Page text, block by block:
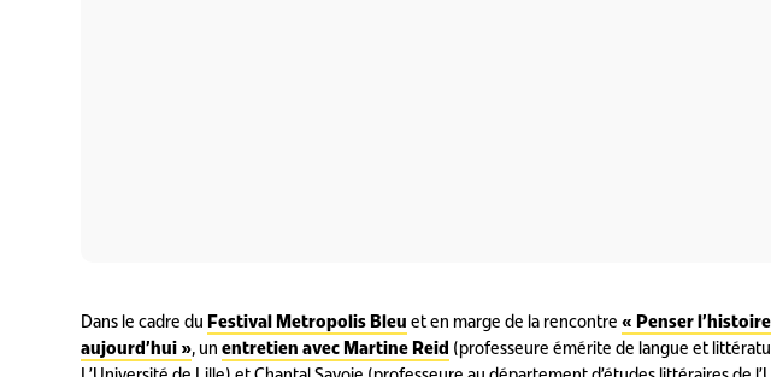
Dans le cadre du Festival Metropolis Bleu et en marge de la rencontre « Penser
aujourd’hui », un entretien avec Martine Reid (professeure émérite de langue et